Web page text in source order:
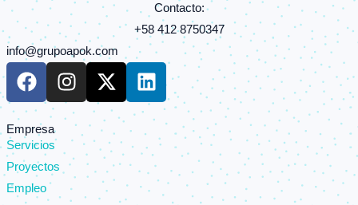
Contacto:
+58 412 8750347
info@grupoapok.com
F
a
c
e
b
o
o
I
n
s
a
g
r
X
-
w
i
t
t
L
i
n
k
e
d
i
Empresa
Servicios
Proyectos
Empleo